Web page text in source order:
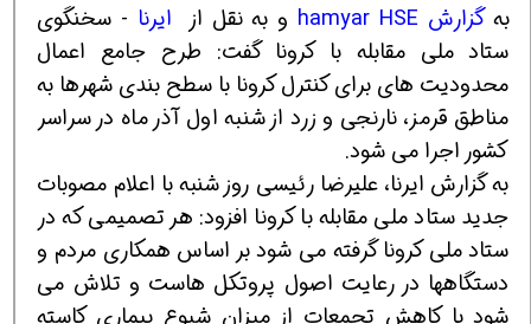
بهگزارش hamyar HSE و به نقل از ایرنا - سخنگوی
ستاد ملی مقابله با کرونا گفت: طرح جامع اعمال
محدودیت های برای کنترل کرونا با سطح بندی شهرها به
مناطق قرمز، نارنجی و زرد از شنبه اول آذر ماه در سراسر
کشور اجرا می شود.
به گزارش ایرنا، علیرضا رئیسی روز شنبه با اعلام مصوبات
جدید ستاد ملی مقابله با کرونا افزود: هر تصمیمی که در
ستاد ملی کرونا گرفته می شود بر اساس همکاری مردم و
دستگاهها در رعایت اصول پروتکل هاست و تلاش می
شود با کاهش تجمعات از میزان شیوع بیماری کاسته